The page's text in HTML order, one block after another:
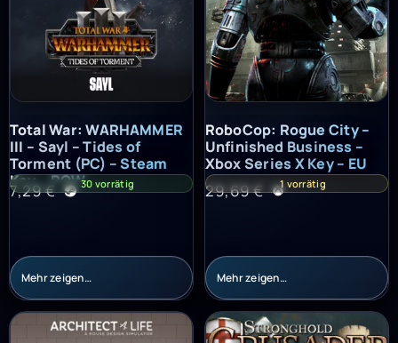
Total War: WARHAMMER III – Sayl – Tides of Torment (PC) –
Total War: WARHAMMER
III – Sayl – Tides of
Torment (PC) – Steam
Key – ROW
7,29€ 30 vorrätig
Mehr zeigen…
RoboCop: Rogue City –
RoboCop: Rogue City –
Unfinished Business –
Xbox Series X Key – EU
29,69€ 1 vorrätig
Mehr zeigen…